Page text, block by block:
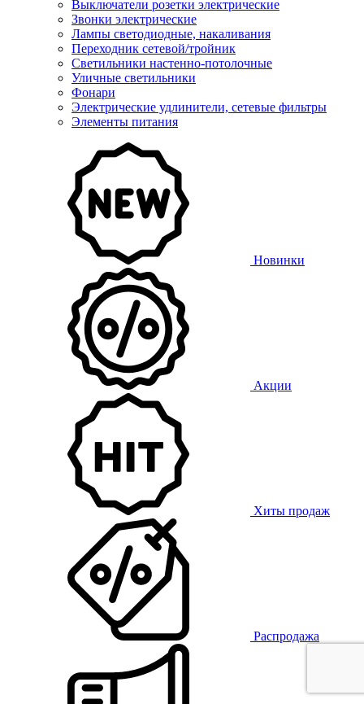
Выключатели розетки электрические
Звонки электрические
Лампы светодиодные, накаливания
Переходник сетевой/тройник
Светильники настенно-потолочные
Уличные светильники
Фонари
Электрические удлинители, сетевые фильтры
Элементы питания
Новинки
Акции
Хиты продаж
Распродажа